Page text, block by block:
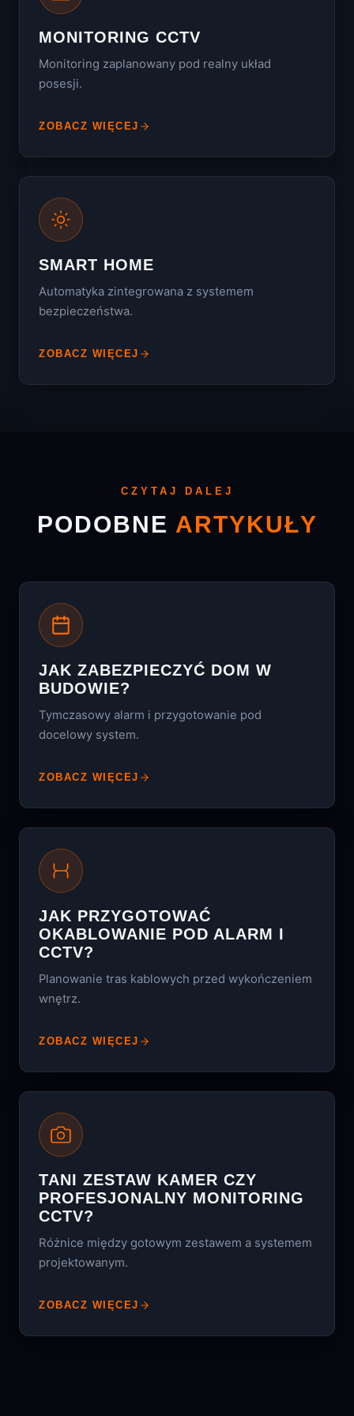
MONITORING CCTV
Monitoring zaplanowany pod realny układ
posesji.
ZOBACZ WIĘCEJ
SMART HOME
Automatyka zintegrowana z systemem
bezpieczeństwa.
ZOBACZ WIĘCEJ
CZYTAJ DALEJ
PODOBNE ARTYKUŁY
JAK ZABEZPIECZYĆ DOM W
BUDOWIE?
Tymczasowy alarm i przygotowanie pod
docelowy system.
ZOBACZ WIĘCEJ
JAK PRZYGOTOWAĆ
OKABLOWANIE POD ALARM I
CCTV?
Planowanie tras kablowych przed wykończeniem
wnętrz.
ZOBACZ WIĘCEJ
TANI ZESTAW KAMER CZY
PROFESJONALNY MONITORING
CCTV?
Różnice między gotowym zestawem a systemem
projektowanym.
ZOBACZ WIĘCEJ